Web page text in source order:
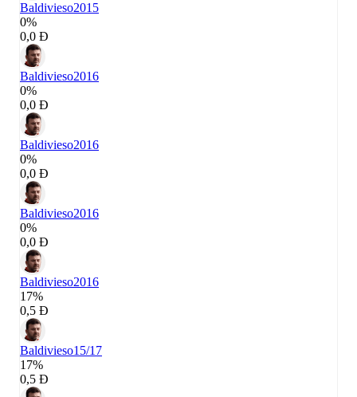
Baldivieso2015
0%
0,0 Đ
Baldivieso2016
0%
0,0 Đ
Baldivieso2016
0%
0,0 Đ
Baldivieso2016
0%
0,0 Đ
Baldivieso2016
17%
0,5 Đ
Baldivieso15/17
17%
0,5 Đ